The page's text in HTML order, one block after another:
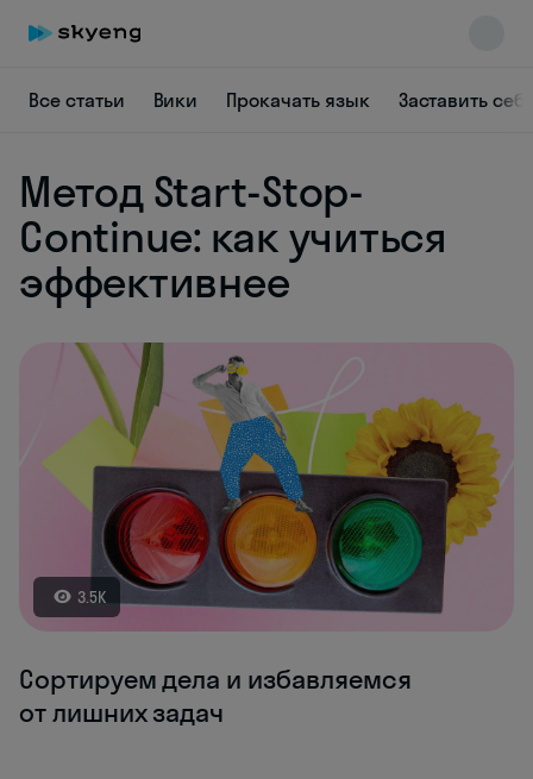
Все статьи Вики Прокачать язык Заставить
Метод Start-Stop-
Continue: как учиться
эффективнее
3.5K
Сортируем дела и избавляемся
от лишних задач
Skyeng Chat
online